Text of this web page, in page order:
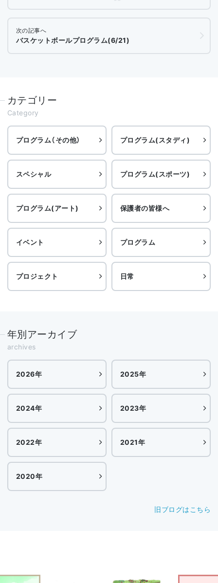
次の記事へ
バスケットボールプログラム(6/21)
カテゴリー
Category
プログラム（その他） プログラム(スタディ)
スペシャル プログラム(スポーツ)
プログラム(アート) 保護者の皆様へ
イベント プログラム
プロジェクト 日常
年別アーカイブ
archives
2026年 2025年
2024年 2023年
2022年 2021年
2020年
旧ブログはこちら